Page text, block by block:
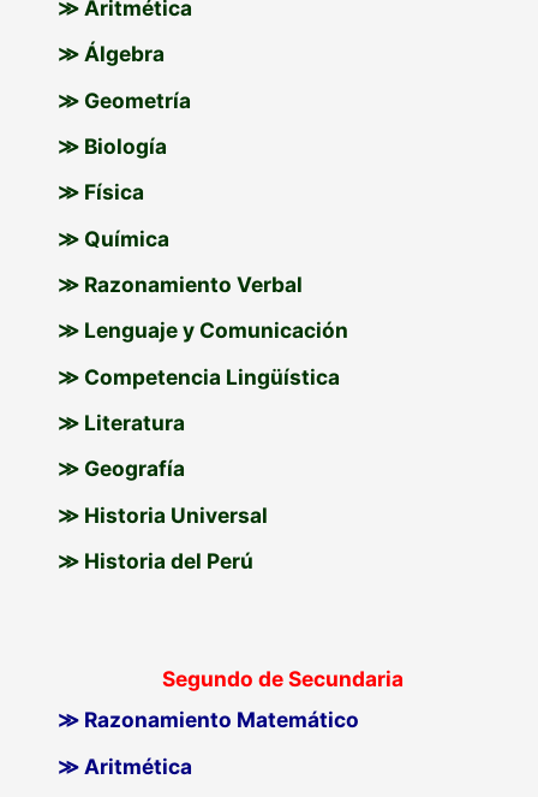
o
≫ Aritmética
≫ Álgebra
≫ Geometría
≫ Biología
≫ Física
≫ Química
≫ Razonamiento Verbal
≫ Lenguaje y Comunicación
≫ Competencia Lingüística
≫ Literatura
≫ Geografía
≫ Historia Universal
≫ Historia del Perú
Segundo de Secundaria
≫ Razonamiento Matemático
≫ Aritmética